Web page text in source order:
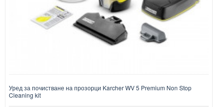
Уред за почистване на прозорци Karcher WV 5 Premium Non Stop
Cleaning kit